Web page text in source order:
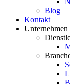
Blog
Kontakt
Unternehmen